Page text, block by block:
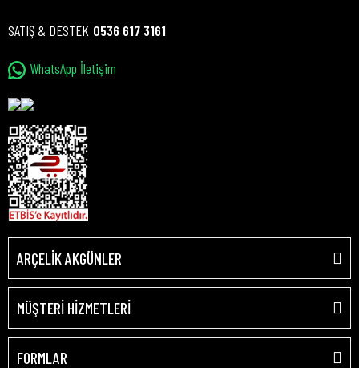
SATIŞ & DESTEK 0536 617 3161
WhatsApp İletişim
ARÇELİK AKGÜNLER
MÜŞTERİ HİZMETLERİ
FORMLAR